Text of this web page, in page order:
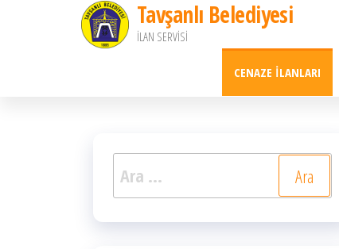
Tavşanlı Belediyesi
İLAN SERVİSİ
CENAZE İLANLARI
Arama: